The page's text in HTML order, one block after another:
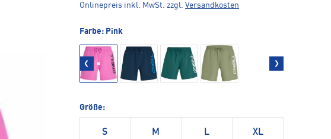
Onlinepreis inkl. MwSt. zzgl. Versandkosten
Farbe: Pink
Größe:
S M L XL